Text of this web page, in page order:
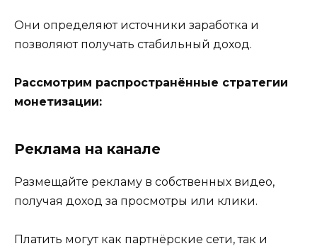
Они определяют источники заработка и
позволяют получать стабильный доход.
Рассмотрим распространённые стратегии
монетизации:
Реклама на канале
Размещайте рекламу в собственных видео,
получая доход за просмотры или клики.
Платить могут как партнёрские сети, так и